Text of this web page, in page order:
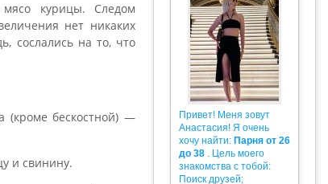
курицы. Следом
нет никаких
сослались на то, что
(кроме бескостной) —
и свинину.
Привет! Меня зовут
Анастасия! Я очень
хочу найти: Парня от 26
до 38 . Цель моего
знакомства с тобой:
Поиск друзей;